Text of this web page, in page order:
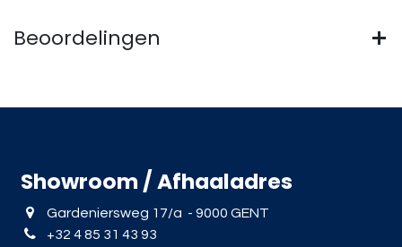
Beoordelingen
Showroom / Afhaaladres
Gardeniersweg 17/a - 9000 GENT
+32 4 85 31 43 93